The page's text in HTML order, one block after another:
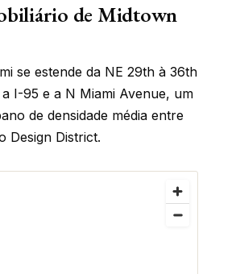
de Midtown
se estende da NE 29th à 36th
I-95 e a N Miami Avenue, um
de densidade média entre
Design District.